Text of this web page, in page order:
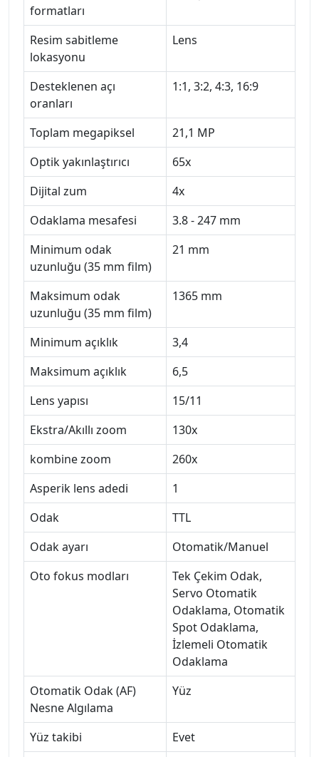
formatları
Resim sabitleme
lokasyonu
Lens
Desteklenen açı
oranları
1:1, 3:2, 4:3, 16:9
Toplam megapiksel
21,1 MP
Optik yakınlaştırıcı
65x
Dijital zum
4x
Odaklama mesafesi
3.8 - 247 mm
Minimum odak
uzunluğu (35 mm film)
21 mm
Maksimum odak
uzunluğu (35 mm film)
1365 mm
Minimum açıklık
3,4
Maksimum açıklık
6,5
Lens yapısı
15/11
Ekstra/Akıllı zoom
130x
kombine zoom
260x
Asperik lens adedi
1
Odak
TTL
Odak ayarı
Otomatik/Manuel
Oto fokus modları
Tek Çekim Odak,
Servo Otomatik
Odaklama, Otomatik
Spot Odaklama,
İzlemeli Otomatik
Odaklama
Otomatik Odak (AF)
Nesne Algılama
Yüz
Yüz takibi
Evet